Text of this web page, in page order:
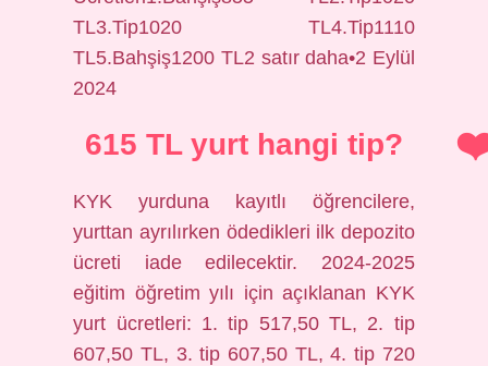
TL3.Tip1020 TL4.Tip1110
TL5.Bahşiş1200 TL2 satır daha•2 Eylül
2024
615 TL yurt hangi tip?
KYK yurduna kayıtlı öğrencilere,
yurttan ayrılırken ödedikleri ilk depozito
ücreti iade edilecektir. 2024-2025
eğitim öğretim yılı için açıklanan KYK
yurt ücretleri: 1. tip 517,50 TL, 2. tip
607,50 TL, 3. tip 607,50 TL, 4. tip 720